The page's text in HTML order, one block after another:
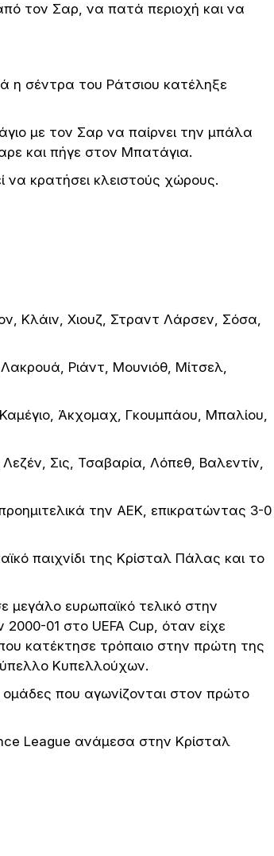
τον Σαρ, να πατά περιοχή και να
η σέντρα του Ράτσιου κατέληξε
με τον Σαρ να παίρνει την μπάλα
και πήγε στον Μπατάγια.
κρατήσει κλειστούς χώρους.
Κλάιν, Χιουζ, Στραντ Λάρσεν, Σόσα,
Ριάντ, Μουνιόθ, Μίτσελ,
Άκχομαχ, Γκουμπάου, Μπαλίου,
Σις, Τσαβαρία, Λόπεθ, Βαλεντίν,
την ΑΕΚ, επικρατώντας 3-0
παιχνίδι της Κρίσταλ Πάλας και το
ευρωπαϊκό τελικό στην
01 στο UEFA Cup, όταν είχε
κατέκτησε τρόπαιο στην πρώτη της
Κυπελλούχων.
που αγωνίζονται στον πρώτο
League ανάμεσα στην Κρίσταλ